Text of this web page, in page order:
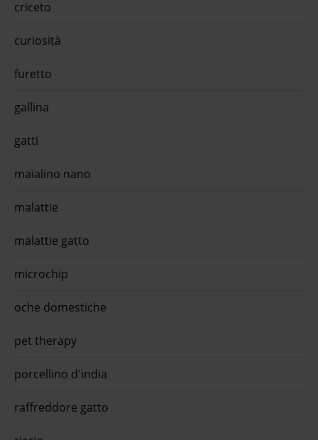
criceto
curiosità
furetto
gallina
gatti
maialino nano
malattie
malattie gatto
microchip
oche domestiche
pet therapy
porcellino d'india
raffreddore gatto